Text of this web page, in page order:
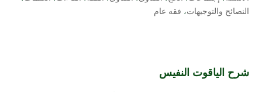
النصائح والتوجيهات، فقه عام
شرح الياقوت النفيس